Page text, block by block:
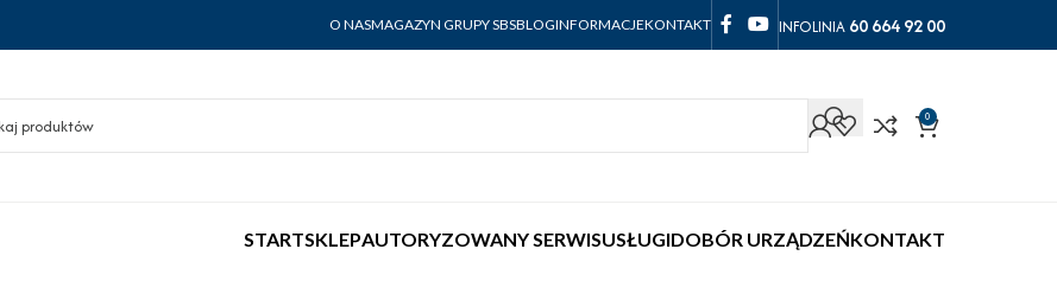
O NASMAGAZYN GRUPY SBSBLOGINFORMACJEKONTAKT INFOLINIA 60 664 92 00
0
STARTSKLEPAUTORYZOWANY SERWISUSŁUGIDOBÓR URZĄDZEŃKONTAKT